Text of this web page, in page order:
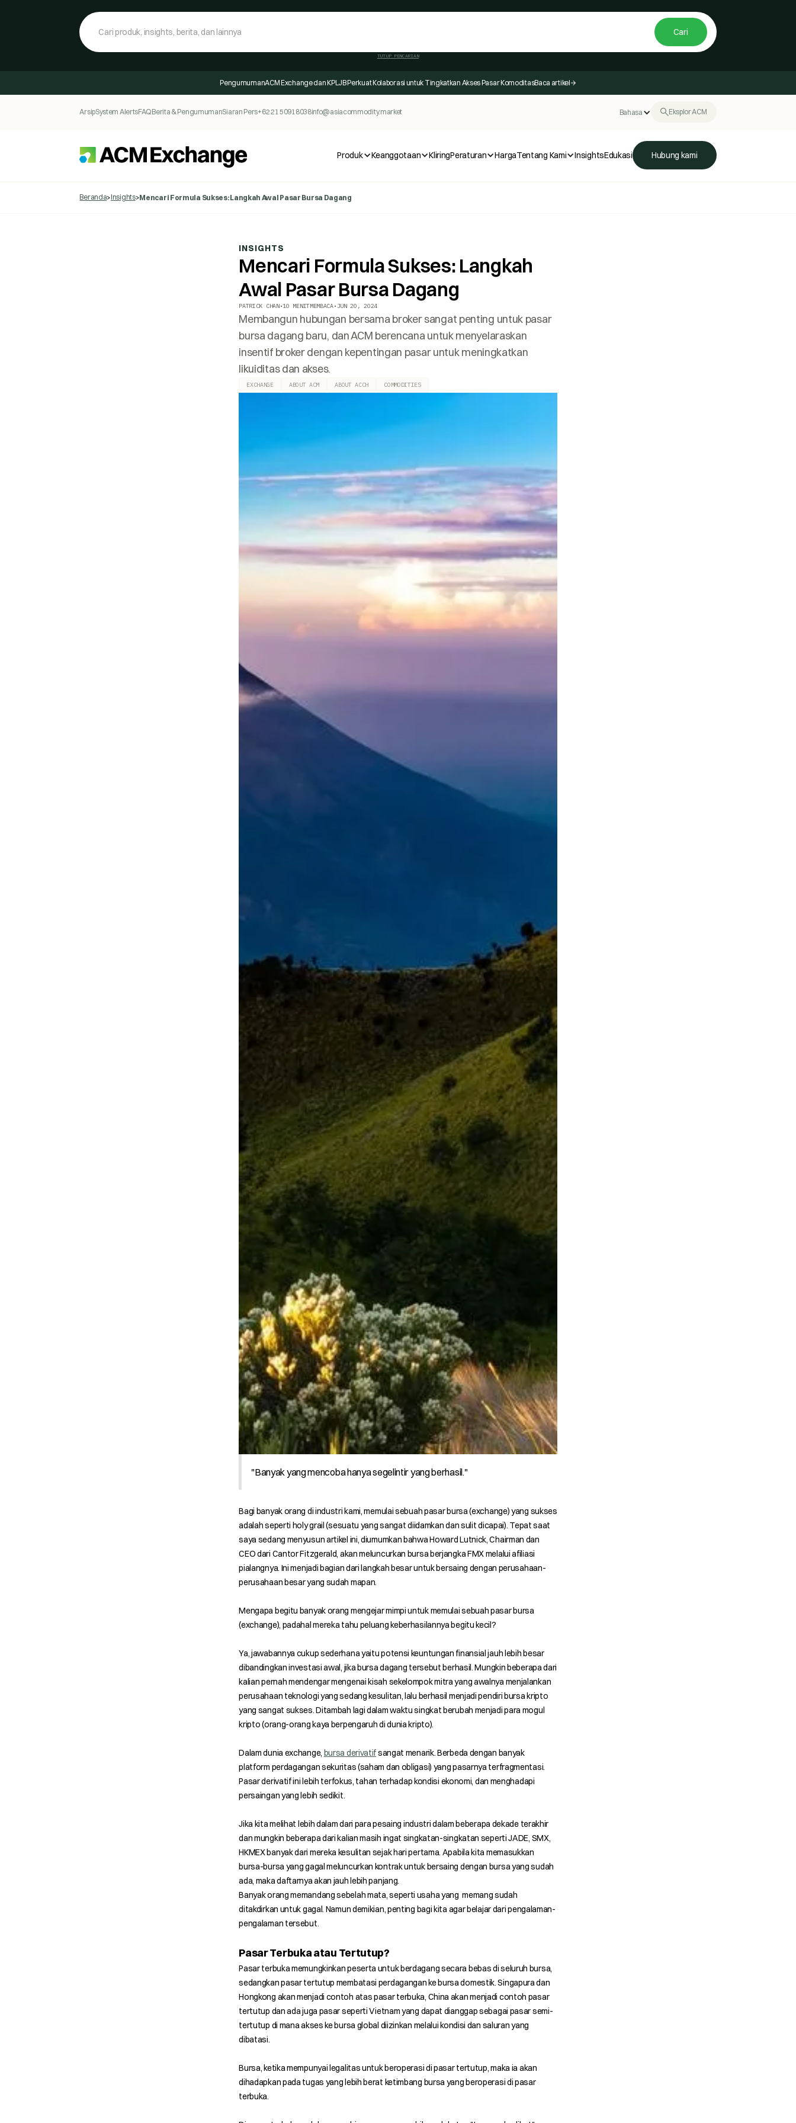
TUTUP PENCARIAN
PengumumanACM Exchange dan KPLJB Perkuat Kolaborasi untuk Tingkatkan Akses Pasar KomoditasBaca artikel
ArsipSystem AlertsFAQBerita & PengumumanSiaran Pers+62 21 50918038info@asiacommodity.market Bahasa Eksplor ACM
Produk Keanggotaan KliringPeraturan HargaTentang Kami InsightsEdukasi Hubung kami
Beranda>Insights>Mencari Formula Sukses: Langkah Awal Pasar Bursa Dagang
INSIGHTS
Mencari Formula Sukses: Langkah
Awal Pasar Bursa Dagang
PATRICK CHAN•10 MENITMEMBACA• JUN 20, 2024
Membangun hubungan bersama broker sangat penting untuk pasar
bursa dagang baru, dan ACM berencana untuk menyelaraskan
insentif broker dengan kepentingan pasar untuk meningkatkan
likuiditas dan akses.
EXCHANGE ABOUT ACM ABOUT ACCH COMMODITIES
"Banyak yang mencoba hanya segelintir yang berhasil."
Bagi banyak orang di industri kami, memulai sebuah pasar bursa (exchange) yang sukses
adalah seperti holy grail (sesuatu yang sangat diidamkan dan sulit dicapai). Tepat saat
saya sedang menyusun artikel ini, diumumkan bahwa Howard Lutnick, Chairman dan
CEO dari Cantor Fitzgerald, akan meluncurkan bursa berjangka FMX melalui afiliasi
pialangnya. Ini menjadi bagian dari langkah besar untuk bersaing dengan perusahaan-
perusahaan besar yang sudah mapan.
Mengapa begitu banyak orang mengejar mimpi untuk memulai sebuah pasar bursa
(exchange), padahal mereka tahu peluang keberhasilannya begitu kecil?
Ya, jawabannya cukup sederhana yaitu potensi keuntungan finansial jauh lebih besar
dibandingkan investasi awal, jika bursa dagang tersebut berhasil. Mungkin beberapa dari
kalian pernah mendengar mengenai kisah sekelompok mitra yang awalnya menjalankan
perusahaan teknologi yang sedang kesulitan, lalu berhasil menjadi pendiri bursa kripto
yang sangat sukses. Ditambah lagi dalam waktu singkat berubah menjadi para mogul
kripto (orang-orang kaya berpengaruh di dunia kripto).
Dalam dunia exchange, bursa derivatifsangat menarik. Berbeda dengan banyak
platform perdagangan sekuritas (saham dan obligasi) yang pasarnya terfragmentasi.
Pasar derivatif ini lebih terfokus, tahan terhadap kondisi ekonomi, dan menghadapi
persaingan yang lebih sedikit.
Jika kita melihat lebih dalam dari para pesaing industri dalam beberapa dekade terakhir
dan mungkin beberapa dari kalian masih ingat singkatan-singkatan seperti JADE, SMX,
HKMEX banyak dari mereka kesulitan sejak hari pertama. Apabila kita memasukkan
bursa-bursa yang gagal meluncurkan kontrak untuk bersaing dengan bursa yang sudah
ada, maka daftarnya akan jauh lebih panjang.
Banyak orang memandang sebelah mata, seperti usaha yang memang sudah
ditakdirkan untuk gagal. Namun demikian, penting bagi kita agar belajar dari pengalaman-
pengalaman tersebut.
Pasar Terbuka atau Tertutup?
Pasar terbuka memungkinkan peserta untuk berdagang secara bebas di seluruh bursa,
sedangkan pasar tertutup membatasi perdagangan ke bursa domestik. Singapura dan
Hongkong akan menjadi contoh atas pasar terbuka, China akan menjadi contoh pasar
tertutup dan ada juga pasar seperti Vietnam yang dapat dianggap sebagai pasar semi-
tertutup di mana akses ke bursa global diizinkan melalui kondisi dan saluran yang
dibatasi.
Bursa, ketika mempunyai legalitas untuk beroperasi di pasar tertutup, maka ia akan
dihadapkan pada tugas yang lebih berat ketimbang bursa yang beroperasi di pasar
terbuka.